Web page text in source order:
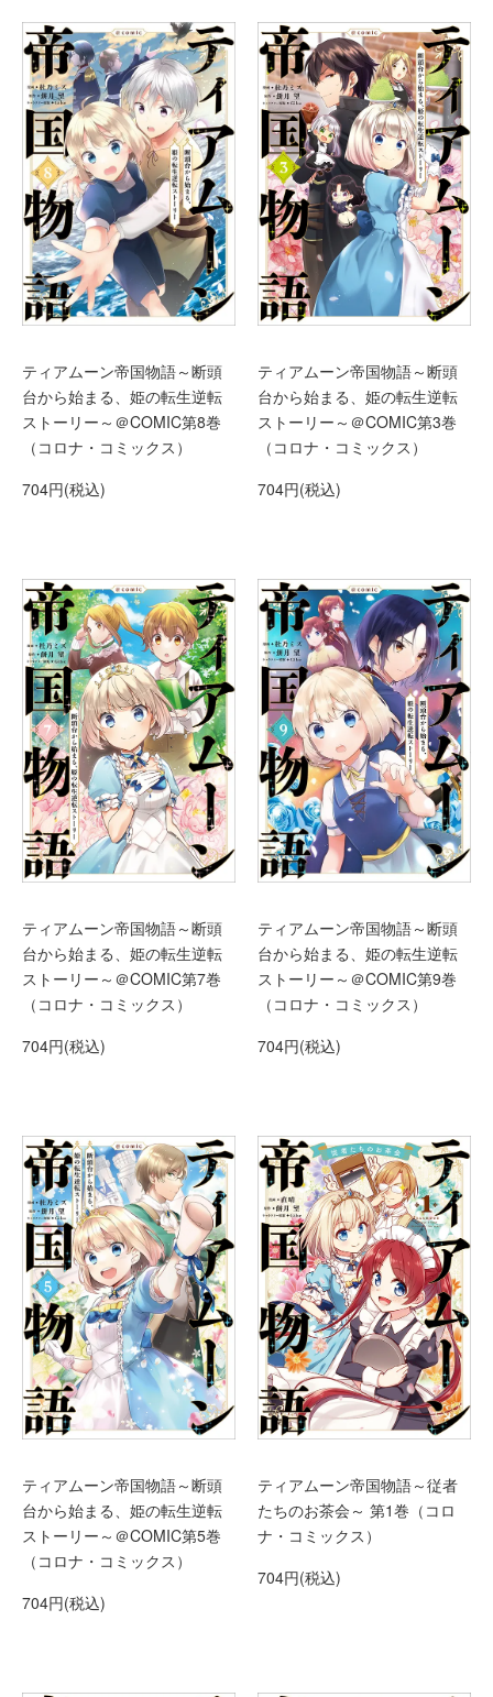
ティアムーン帝国物語～断頭
台から始まる、姫の転生逆転
ストーリー～＠COMIC第8巻
（コロナ・コミックス）
704円(税込)
ティアムーン帝国物語～断頭
台から始まる、姫の転生逆転
ストーリー～＠COMIC第3巻
（コロナ・コミックス）
704円(税込)
ティアムーン帝国物語～断頭
台から始まる、姫の転生逆転
ストーリー～＠COMIC第7巻
（コロナ・コミックス）
704円(税込)
ティアムーン帝国物語～断頭
台から始まる、姫の転生逆転
ストーリー～＠COMIC第9巻
（コロナ・コミックス）
704円(税込)
ティアムーン帝国物語～断頭
台から始まる、姫の転生逆転
ストーリー～＠COMIC第5巻
（コロナ・コミックス）
704円(税込)
ティアムーン帝国物語～従者
たちのお茶会～ 第1巻（コロ
ナ・コミックス）
704円(税込)